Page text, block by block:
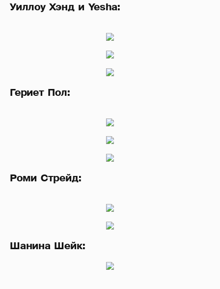
Уиллоу Хэнд и Yesha:
Гериет Пол:
Роми Стрейд:
Шанина Шейк: